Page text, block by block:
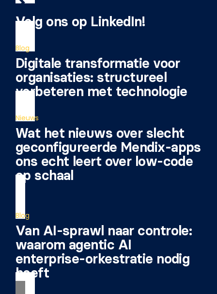
Volg ons op LinkedIn!
Blog
Digitale transformatie voor
organisaties: structureel
verbeteren met technologie
Nieuws
Wat het nieuws over slecht
geconfigureerde Mendix-apps
ons echt leert over low-code
op schaal
Blog
Van AI-sprawl naar controle:
waarom agentic AI
enterprise-orkestratie nodig
heeft